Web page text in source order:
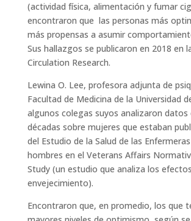
(actividad física, alimentación y fumar
encontraron que las personas más
más propensas a asumir
Sus hallazgos se publicaron en 2018 en
Circulation Research.
Lewina O. Lee, profesora adjunta de
Facultad de Medicina de la Universidad
algunos colegas suyos analizaron datos
décadas sobre mujeres que estaban
del Estudio de la Salud de las
hombres en el Veterans Affairs
Study (un estudio que analiza los
envejecimiento).
Encontraron que, en promedio, los que